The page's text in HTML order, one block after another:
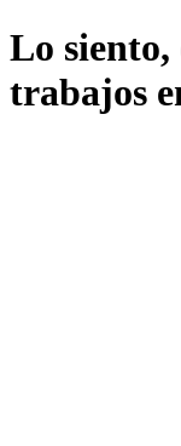
Lo siento,
trabajos